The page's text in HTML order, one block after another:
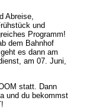
Abreise,
und
Programm!
dem Bahnhof
es dann am
am 07. Juni,
statt. Dann
und du bekommst